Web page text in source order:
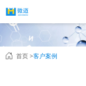
首页 >客户案例